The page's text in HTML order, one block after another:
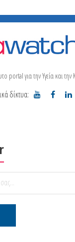
portal για την Υγεία και την
δίκτυα: